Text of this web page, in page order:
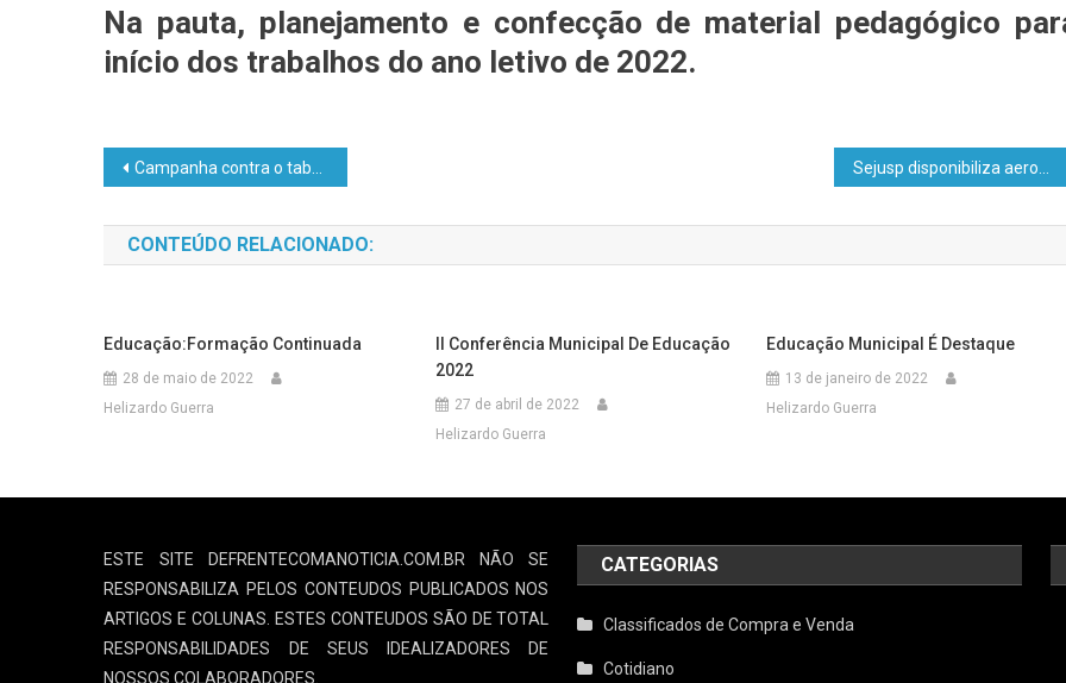
Na pauta, planejamento e confecção de material pedagógico
início dos trabalhos do ano letivo de 2022.
Campanha contra o tabagismo
CONTEÚDO RELACIONADO:
Educação:Formação Continuada
28 de maio de 2022
Helizardo Guerra
II Conferência Municipal De Educação
2022
27 de abril de 2022
Helizardo Guerra
Educação Municipal É Destaque
13 de janeiro de 2022
Helizardo Guerra
ESTE SITE DEFRENTECOMANOTICIA.COM.BR NÃO SE
RESPONSABILIZA PELOS CONTEUDOS PUBLICADOS NOS
ARTIGOS E COLUNAS. ESTES CONTEUDOS SÃO DE TOTAL
RESPONSABILIDADES DE SEUS IDEALIZADORES DE
NOSSOS COLABORADORES.
CATEGORIAS
Classificados de Compra e Venda
Cotidiano